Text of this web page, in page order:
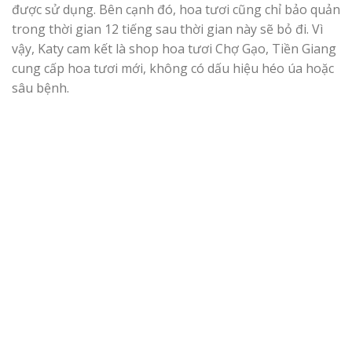
được sử dụng. Bên cạnh đó, hoa tươi cũng chỉ bảo quản
trong thời gian 12 tiếng sau thời gian này sẽ bỏ đi. Vì
vậy, Katy cam kết là shop hoa tươi Chợ Gạo, Tiền Giang
cung cấp hoa tươi mới, không có dấu hiệu héo úa hoặc
sâu bệnh.